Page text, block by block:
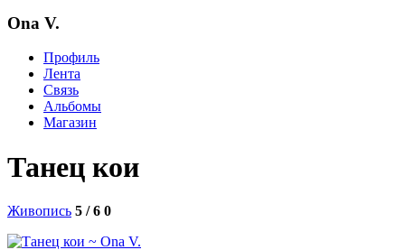
Ona V.
Профиль
Лента
Связь
Альбомы
Магазин
Танец кои
Живопись 5 / 6 0